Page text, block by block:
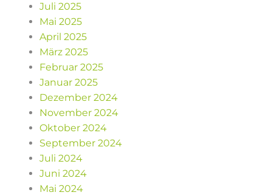
Juli 2025
Mai 2025
April 2025
März 2025
Februar 2025
Januar 2025
Dezember 2024
November 2024
Oktober 2024
September 2024
Juli 2024
Juni 2024
Mai 2024